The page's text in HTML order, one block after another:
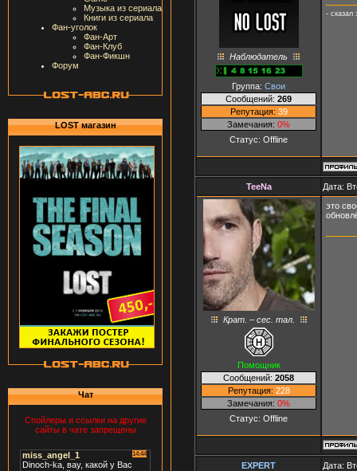
Музыка из сериала
Книги из сериала
Фан-уголок
Фан-Арт
Фан-Клуб
Фан-Фикшн
Форум
LOST магазин
Чат
Спойлеры и ссылки на другие
сайты в чате запрещены
Наблюдатель
Группа: Свои
Сообщений: 269
Репутация: 39
Замечания: 0%
Статус: Offline
- сказал
TeeNa Дата:
Крат. – сес. тал.
Помощник
Сообщений: 2058
Репутация: 228
Замечания: 0%
Статус: Offline
это
ЕXPERT Дата: